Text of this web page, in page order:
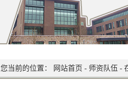
您当前的位置： 网站首页 - 师资队伍 -